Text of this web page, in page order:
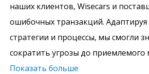
наших клиентов, Wisecars и
ошибочных транзакций.
стратегии и процессы, мы смогли
сократить угрозы до
Показать больше